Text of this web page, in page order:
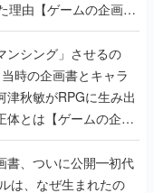
時の企画書とキャラ
津秋敏がRPGに生み出
とは【ゲームの企画
書、ついに公開━初代
は、なぜ生まれたの
』へ受け継がれたもの